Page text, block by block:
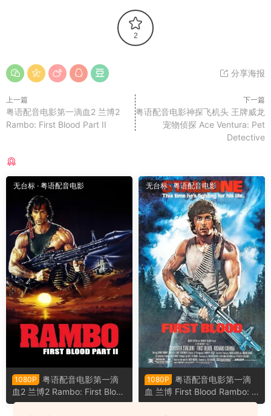
2
分享海报
上一篇
粤语配音电影第一滴血2 兰博2
Rambo: First Blood Part II
下一篇
粤语配音电影神探飞机头 王牌威龙
宠物侦探 Ace Ventura: Pet
Detective
无台标 · 粤语配音电影
1080P
粤语配音电影第一滴
血2 兰博2 Rambo: First Blood
Part II
无台标·粤语配音电影
1080P
粤语配音电影第一滴
血 兰博 First Blood Rambo: Fi
rst Blood